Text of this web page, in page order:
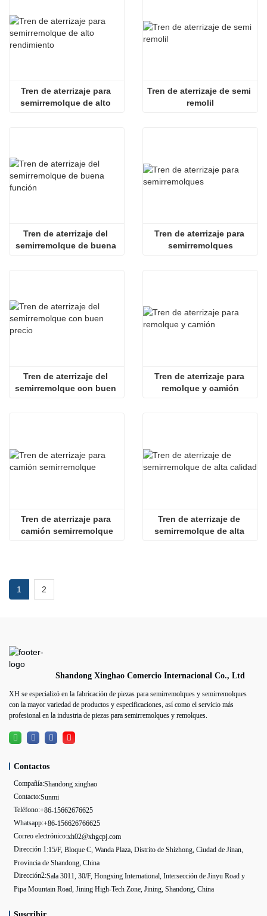
Tren de aterrizaje para
semirremolque de alto
Tren de aterrizaje de semi
remolil
Tren de aterrizaje del
semirremolque de buena
Tren de aterrizaje para
semirremolques
Tren de aterrizaje del
semirremolque con buen
Tren de aterrizaje para
remolque y camión
Tren de aterrizaje para
camión semirremolque
Tren de aterrizaje de
semirremolque de alta
1 2
Shandong Xinghao Comercio Internacional Co., Ltd
XH se especializó en la fabricación de piezas para semirremolques y semirremolques
con la mayor variedad de productos y especificaciones, así como el servicio más
profesional en la industria de piezas para semirremolques y remolques.
Contactos
Compañía:Shandong xinghao
Contacto:Sunmi
Teléfono:+86-15662676625
Whatsapp:+86-156626766625
Correo electrónico:xh02@xhgcpj.com
Dirección 1:15/F, Bloque C, Wanda Plaza, Distrito de Shizhong, Ciudad de Jinan,
Provincia de Shandong, China
Dirección2:Sala 3011, 30/F, Hongxing International, Intersección de Jinyu Road y
Pipa Mountain Road, Jining High-Tech Zone, Jining, Shandong, China
Suscribir